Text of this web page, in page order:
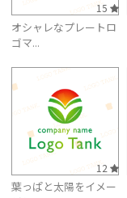
15
オシャレなプレートロ
ゴマ...
12
葉っぱと太陽をイメー